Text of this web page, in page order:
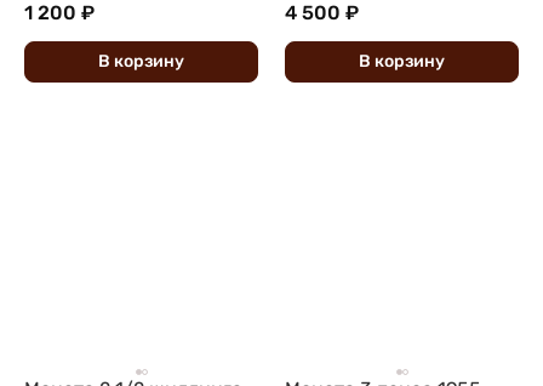
1 200 ₽
В корзину
4 500 ₽
В корзину